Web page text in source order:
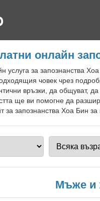
онлайн
услуга за запознанства
човек чрез
връзки, да общуват,
ще ви помогне да
запознанства Хоа Бин за
Мъже и